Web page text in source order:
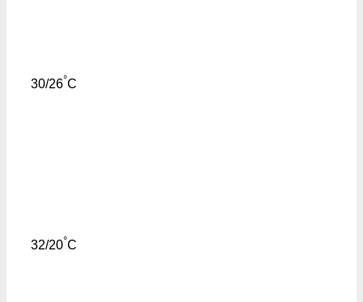
30/26°C
32/20°C